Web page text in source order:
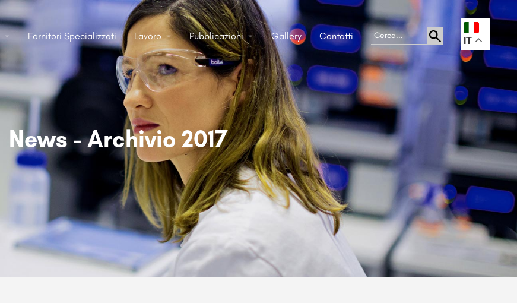
Fornitori Specializzati Lavoro Pubblicazioni Gallery Contatti . IT
News - Archivio 2017